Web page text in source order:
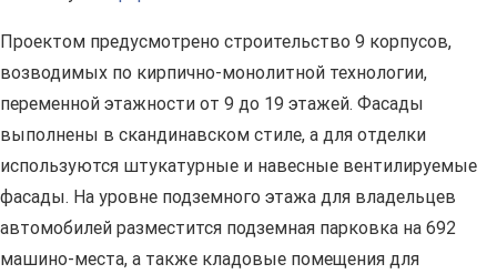
Проектом предусмотрено строительство 9 корпусов,
возводимых по кирпично-монолитной технологии,
переменной этажности от 9 до 19 этажей. Фасады
выполнены в скандинавском стиле, а для отделки
используются штукатурные и навесные вентилируемые
фасады. На уровне подземного этажа для владельцев
автомобилей разместится подземная парковка на 692
машино-места, а также кладовые помещения для